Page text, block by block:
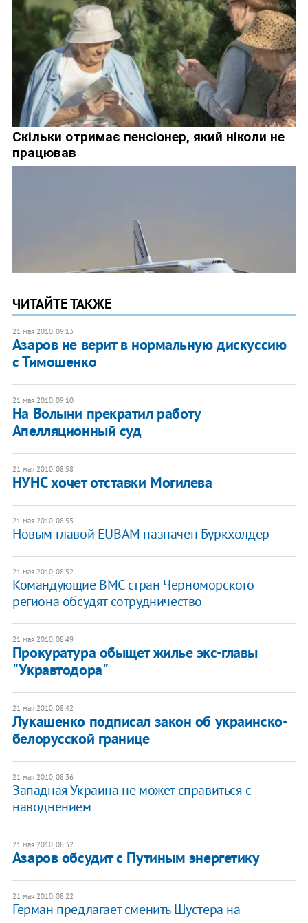
ЧИТАЙТЕ ТАКЖЕ
21 мая 2010, 09:13
Азаров не верит в нормальную дискуссию
с Тимошенко
21 мая 2010, 09:10
На Волыни прекратил работу
Апелляционный суд
21 мая 2010, 08:58
НУНС хочет отставки Могилева
21 мая 2010, 08:55
Новым главой EUBAM назначен Буркхолдер
21 мая 2010, 08:52
Командующие ВМС стран Черноморского
региона обсудят сотрудничество
21 мая 2010, 08:49
Прокуратура обыщет жилье экс-главы
"Укравтодора"
21 мая 2010, 08:42
Лукашенко подписал закон об украинско-
белорусской границе
21 мая 2010, 08:36
Западная Украина не может справиться с
наводнением
21 мая 2010, 08:32
Азаров обсудит с Путиным энергетику
21 мая 2010, 08:22
Герман предлагает сменить Шустера на